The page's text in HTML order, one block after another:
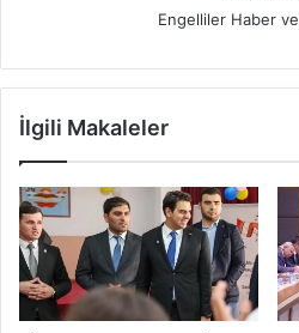
Engelliler Haber
İlgili Makaleler